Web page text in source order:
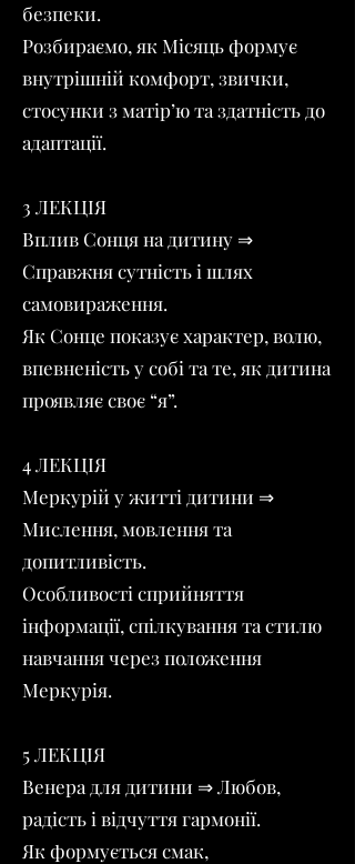
безпеки.
Розбираємо, як Місяць формує
внутрішній комфорт, звички,
стосунки з матір’ю та здатність до
адаптації.
3 ЛЕКЦІЯ
Вплив Сонця на дитину ⇒
Справжня сутність і шлях
самовираження.
Як Сонце показує характер, волю,
впевненість у собі та те, як дитина
проявляє своє “я”.
4 ЛЕКЦІЯ
Меркурій у житті дитини ⇒
Мислення, мовлення та
допитливість.
Особливості сприйняття
інформації, спілкування та стилю
навчання через положення
Меркурія.
5 ЛЕКЦІЯ
Венера для дитини ⇒ Любов,
радість і відчуття гармонії.
Як формується смак,